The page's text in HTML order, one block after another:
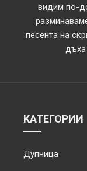
видим по-
песента на
дъха
КАТЕГОРИИ
Дупница